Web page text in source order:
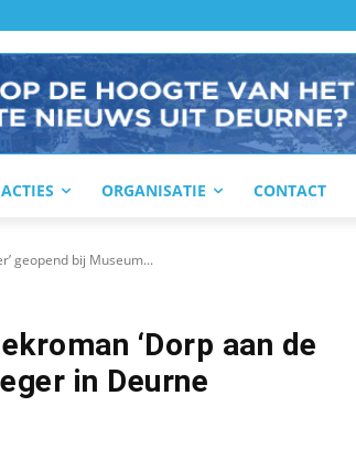
ACTIES ORGANISATIE CONTACT
geopend bij Museum...
‘Dorp aan de
in Deurne